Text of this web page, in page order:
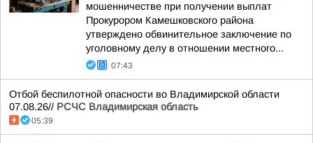
мошенничестве при получении выплат
Прокурором Камешковского района
утверждено обвинительное заключение по
уголовному делу в отношении местного...
07:43
Отбой беспилотной опасности во Владимирской области
07.08.26// РСЧС Владимирская область
05:39